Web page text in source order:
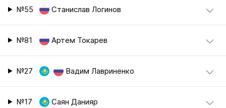
№55 Станислав Логинов
№81 Артем Токарев
№27 Вадим Лавриненко
№17 Саян Данияр